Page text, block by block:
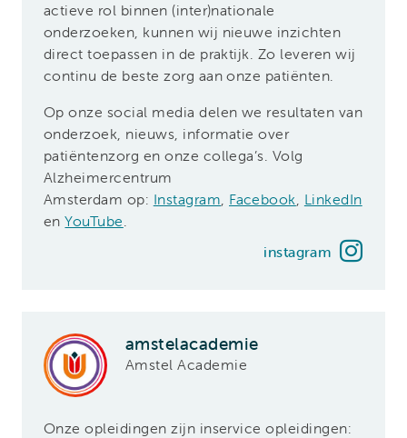
actieve rol binnen (inter)nationale
onderzoeken, kunnen wij nieuwe inzichten
direct toepassen in de praktijk. Zo leveren wij
continu de beste zorg aan onze patiënten.
Op onze social media delen we resultaten van
onderzoek, nieuws, informatie over
patiëntenzorg en onze collega’s. Volg
Alzheimercentrum
Amsterdam op: Instagram, Facebook, LinkedIn
enYouTube.
instagram
amstelacademie
Amstel Academie
Onze opleidingen zijn inservice opleidingen: